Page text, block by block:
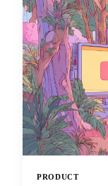
PRODUCT